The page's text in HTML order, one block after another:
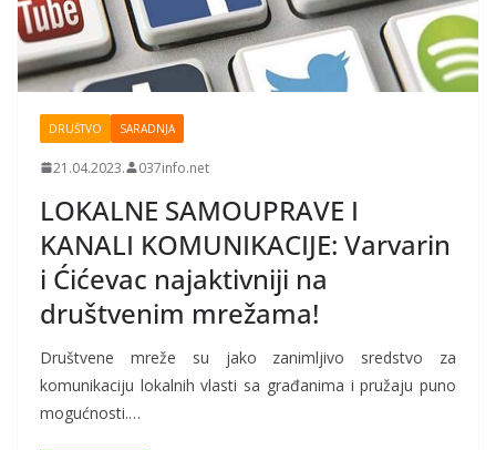
DRUŠTVO SARADNJA
21.04.2023. 037info.net
LOKALNE SAMOUPRAVE I
KANALI KOMUNIKACIJE: Varvarin
i Ćićevac najaktivniji na
društvenim mrežama!
Društvene mreže su jako zanimljivo sredstvo za
komunikaciju lokalnih vlasti sa građanima i pružaju puno
mogućnosti.…